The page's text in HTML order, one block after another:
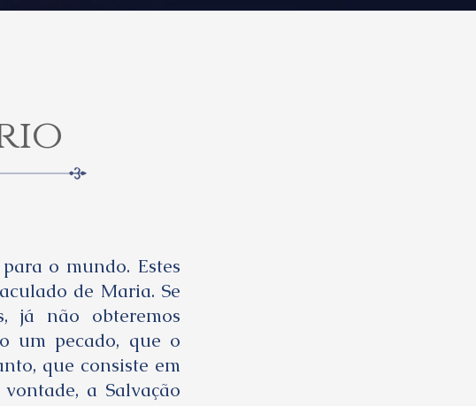
o mundo. Estes
de Maria. Se
já não obteremos
um pecado, que o
que consiste em
a Salvação